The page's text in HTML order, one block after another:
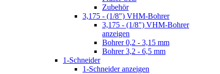
Zubehör
3,175 - (1/8") VHM-Bohrer
3,175 - (1/8") VHM-Bohrer
anzeigen
Bohrer 0,2 - 3,15 mm
Bohrer 3,2 - 6,5 mm
1-Schneider
1-Schneider anzeigen